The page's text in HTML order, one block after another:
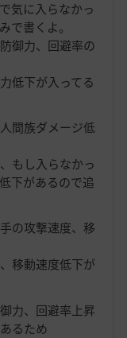
気に入らなかっ
で書くよ。
力、回避率の
低下が入ってる
族ダメージ低
もし入らなかっ
下があるので追
攻撃速度、移
移動速度低下が
、回避率上昇
るため